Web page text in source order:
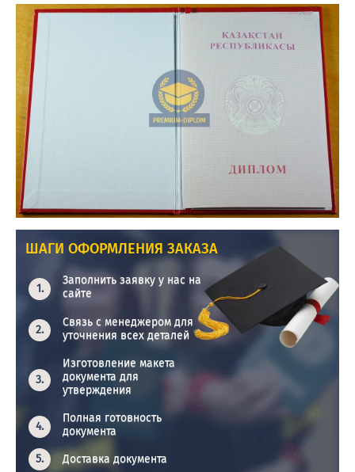
ШАГИ ОФОРМЛЕНИЯ ЗАКАЗА
Заполнить заявку у нас на
сайте
Связь с менеджером для
уточнения всех деталей
Изготовление макета
документа для
утверждения
Полная готовность
документа
Доставка документа